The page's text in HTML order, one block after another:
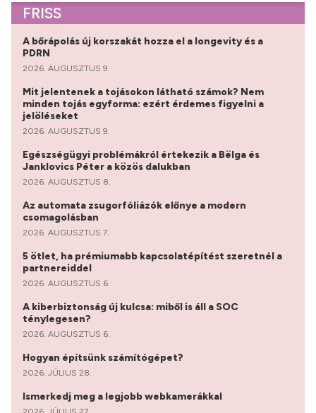
FRISS
A bőrápolás új korszakát hozza el a longevity és a
PDRN
2026. AUGUSZTUS 9.
Mit jelentenek a tojásokon látható számok? Nem
minden tojás egyforma: ezért érdemes figyelni a
jelöléseket
2026. AUGUSZTUS 9.
Egészségügyi problémákról értekezik a Bëlga és
Janklovics Péter a közös dalukban
2026. AUGUSZTUS 8.
Az automata zsugorfóliázók előnye a modern
csomagolásban
2026. AUGUSZTUS 7.
5 ötlet, ha prémiumabb kapcsolatépítést szeretnél a
partnereiddel
2026. AUGUSZTUS 6.
A kiberbiztonság új kulcsa: miből is áll a SOC
ténylegesen?
2026. AUGUSZTUS 6.
Hogyan építsünk számítógépet?
2026. JÚLIUS 28.
Ismerkedj meg a legjobb webkamerákkal